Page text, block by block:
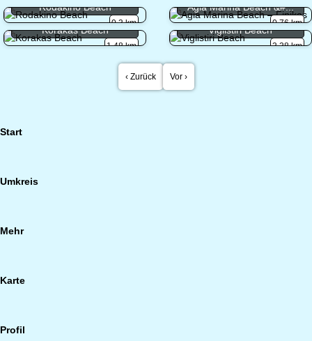
0.3 km
Rodakino Beach
0.76 km
Agia Marina Beach &#...
1.48 km
Korakas Beach
3.38 km
Viglistiri Beach
‹ Zurück Vor ›
Start
Umkreis
Mehr
Karte
Profil